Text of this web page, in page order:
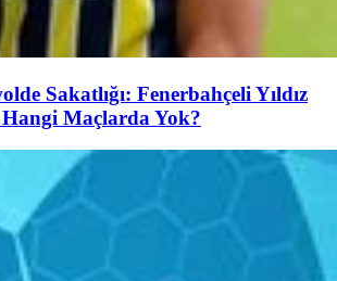
Sakatlığı: Fenerbahçeli Yıldız
Maçlarda Yok?